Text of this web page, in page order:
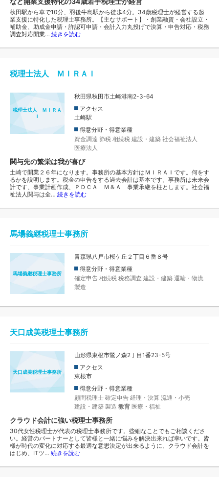
秋田駅から車で10分、羽後牛島駅から徒歩4分。34歳税理士が経営する起
業支援に特化した税理士事務所。【主なサポート】・創業融資・会社設立・
補助金、助成金申請・許認可申請・会計入力丸投げで決算・申告対応・税務
調査対応開業… 続きを読む
税理士法人 ＭＩＲＡＩ
税理士法人 ＭＩＲＡ
Ｉ
秋田県秋田市土崎港南2-3-64
アクセス
土崎駅
得意分野・得意業種
資金調達 節税 相続税 建設・建築 社会福祉法人
医療法人
関与先の繁栄は我が喜び
土崎で開業２６年になります。事務所の基本方針はＭＩＲＡＩです。何をす
るかを説明します。税金の申告をする過去会計は基本です。事務所は未来会
計です、事業計画作成、ＰＤＣＡ Ｍ＆Ａ 事業承継を柱とします。社会福
祉法人関与は全… 続きを読む
馬場義継税理士事務所
馬場義継税理士事務所
青森県八戸市桜ケ丘２丁目６番８号
得意分野・得意業種
確定申告 相続税 税務調査 建設・建築 運輸・物流
製造
天口成美税理士事務所
天口成美税理士事務所
山形県東根市鷺ノ森2丁目1番23-5号
アクセス
東根市
得意分野・得意業種
顧問税理士 確定申告 経理・決算 流通・小売
建設・建築 製造 教育 医療・福祉
クラウド会計に強い税理士事務所
30代女性税理士が代表の税理士事務所です。些細なことでもご相談くださ
い。経営のパートナーとして皆様と一緒に悩みを解決出来れば幸いです。皆
様が時代の変化に対応する最適な意思決定が出来るように、クラウド会計を
はじめ、ITツ… 続きを読む